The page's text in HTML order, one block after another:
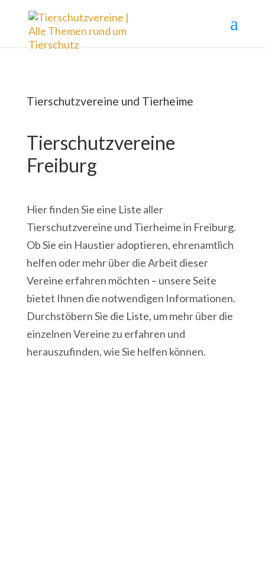
Tierschutzvereine und Tierheime
Tierschutzvereine
Freiburg
Hier finden Sie eine Liste aller
Tierschutzvereine und Tierheime in Freiburg.
Ob Sie ein Haustier adoptieren, ehrenamtlich
helfen oder mehr über die Arbeit dieser
Vereine erfahren möchten – unsere Seite
bietet Ihnen die notwendigen Informationen.
Durchstöbern Sie die Liste, um mehr über die
einzelnen Vereine zu erfahren und
herauszufinden, wie Sie helfen können.